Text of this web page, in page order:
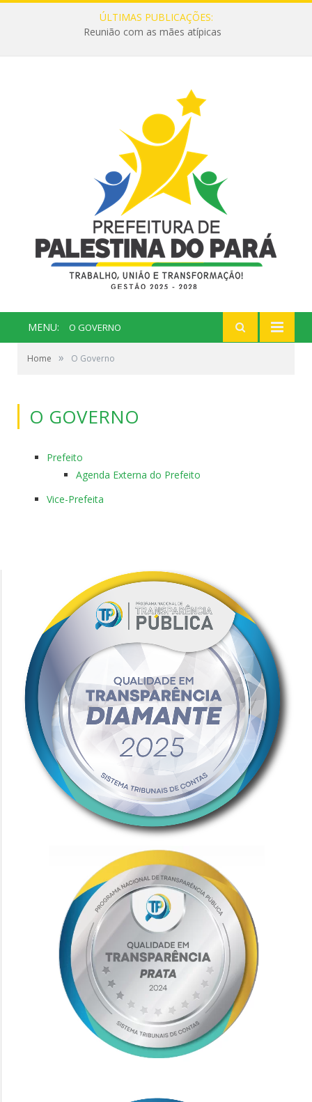
ÚLTIMAS PUBLICAÇÕES:
Reunião com as mães atípicas
MENU: O GOVERNO
Home » O Governo
O GOVERNO
Prefeito
Agenda Externa do Prefeito
Vice-Prefeita